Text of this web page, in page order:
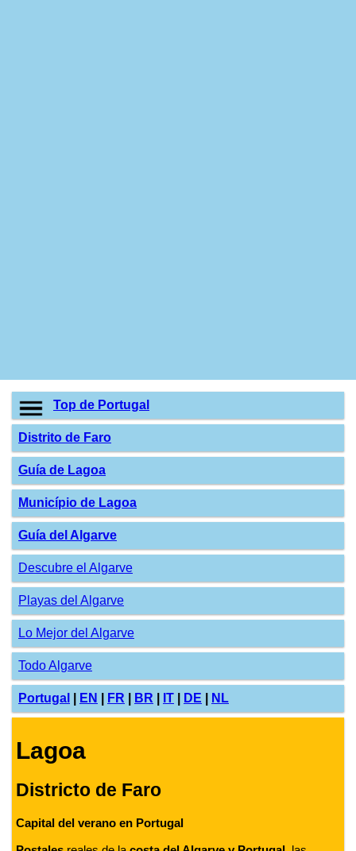
Top de Portugal
Distrito de Faro
Guía de Lagoa
Município de Lagoa
Guía del Algarve
Descubre el Algarve
Playas del Algarve
Lo Mejor del Algarve
Todo Algarve
Portugal EN FR BR IT DE NL
Lagoa
Districto de Faro
Capital del verano en Portugal